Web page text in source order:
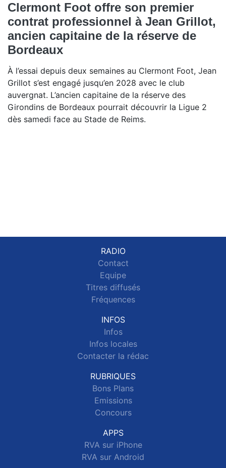
Clermont Foot offre son premier
contrat professionnel à Jean Grillot,
ancien capitaine de la réserve de
Bordeaux
À l’essai depuis deux semaines au Clermont Foot, Jean
Grillot s’est engagé jusqu’en 2028 avec le club
auvergnat. L’ancien capitaine de la réserve des
Girondins de Bordeaux pourrait découvrir la Ligue 2
dès samedi face au Stade de Reims.
RADIO
Contact
Equipe
Titres diffusés
Fréquences
INFOS
Infos
Infos locales
Contacter la rédac
RUBRIQUES
Bons Plans
Emissions
Concours
APPS
RVA sur iPhone
RVA sur Android